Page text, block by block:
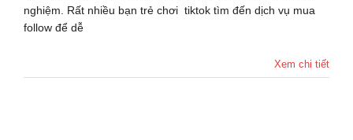
nghiệm. Rất nhiều bạn trẻ chơi tiktok tìm đến dịch vụ mua
follow để dễ
Xem chi tiết